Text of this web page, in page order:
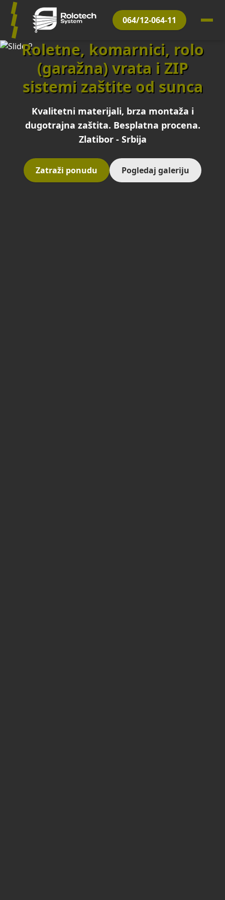
064/12-064-11
Roletne, komarnici, rolo
(garažna) vrata i ZIP
sistemi zaštite od sunca
Kvalitetni materijali, brza montaža i
dugotrajna zaštita. Besplatna procena.
Zlatibor - Srbija
Zatraži ponudu Pogledaj galeriju